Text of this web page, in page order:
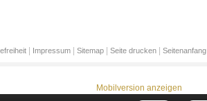
| Impressum| Sitemap| Seite drucken| Seitenanfang
Mobilversion anzeigen